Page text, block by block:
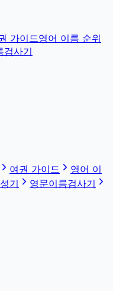
가이드영어 이름 순위
검사기
여권 가이드
영어 이
기
영문이름검사기